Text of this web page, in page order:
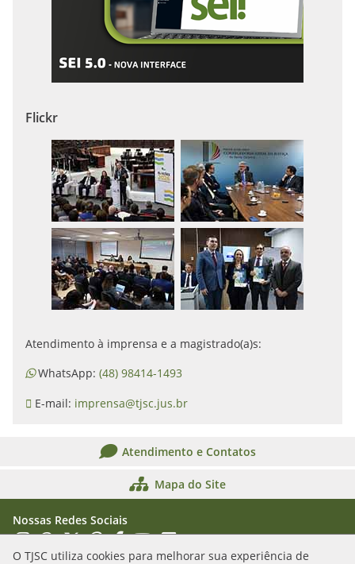
O TJSC utiliza cookies para melhorar sua experiência de
Flickr
Atendimento à imprensa e a magistrado(a)s:
WhatsApp: (48) 98414-1493
E-mail: imprensa@tjsc.jus.br
Atendimento e Contatos
Mapa do Site
Nossas Redes Sociais
Acessar Instagram
Acessar WhatsApp
Acessar XAcessar Threads
Acessar Facebook
Acessar YouTube
Acessar Flickr
Acessar SoundCloud